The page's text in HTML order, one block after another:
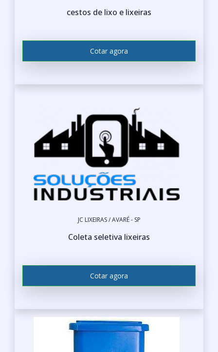
cestos de lixo e lixeiras
Cotar agora
JC LIXEIRAS / AVARÉ - SP
Coleta seletiva lixeiras
Cotar agora